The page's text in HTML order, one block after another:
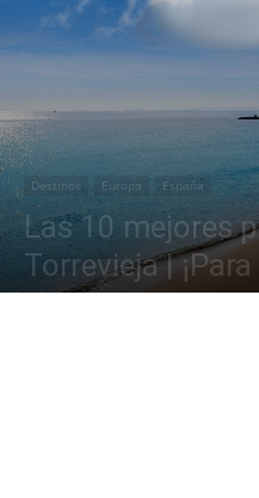
Destinos Europa España
Las 10 mejores
Torrevieja |